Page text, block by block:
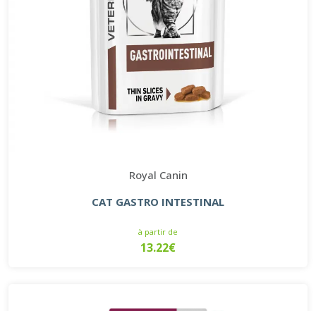
Royal Canin
CAT GASTRO INTESTINAL
à partir de
13.22€